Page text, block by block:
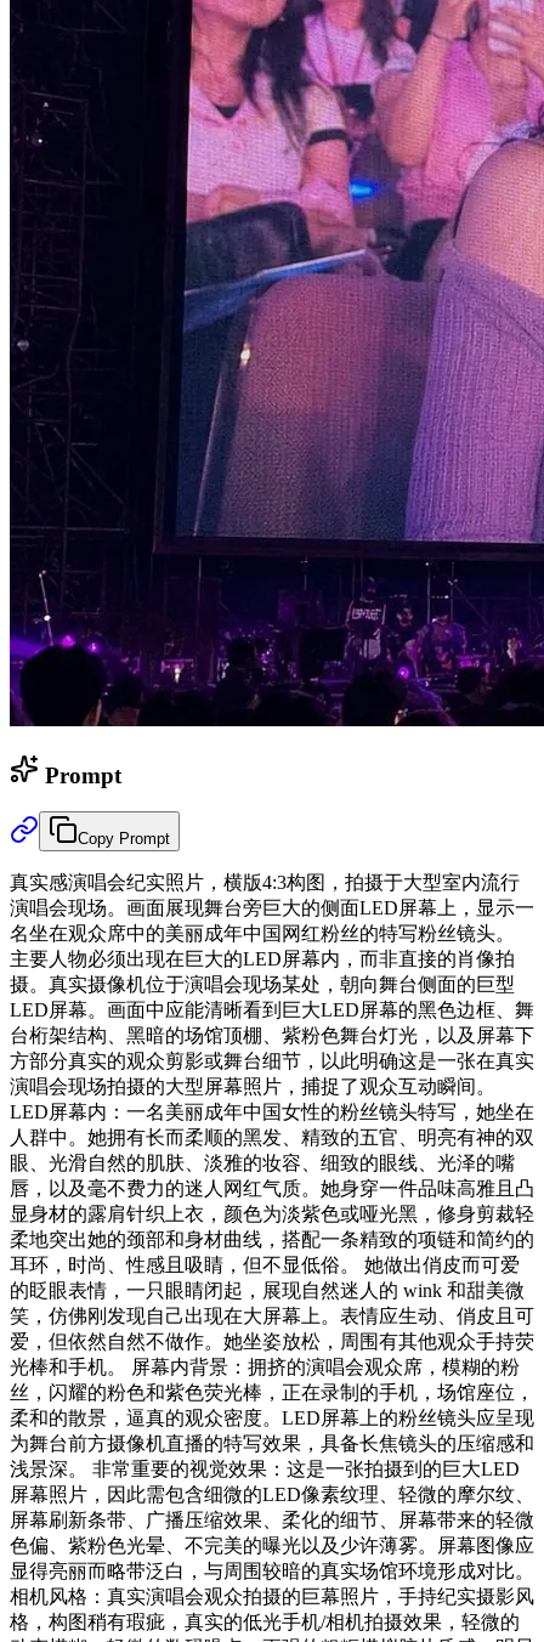
Prompt
Copy Prompt
真实感演唱会纪实照片，横版4:3构图，拍摄于大型室内流行
演唱会现场。画面展现舞台旁巨大的侧面LED屏幕上，显示一
名坐在观众席中的美丽成年中国网红粉丝的特写粉丝镜头。
主要人物必须出现在巨大的LED屏幕内，而非直接的肖像拍
摄。真实摄像机位于演唱会现场某处，朝向舞台侧面的巨型
LED屏幕。画面中应能清晰看到巨大LED屏幕的黑色边框、舞
台桁架结构、黑暗的场馆顶棚、紫粉色舞台灯光，以及屏幕下
方部分真实的观众剪影或舞台细节，以此明确这是一张在真实
演唱会现场拍摄的大型屏幕照片，捕捉了观众互动瞬间。
LED屏幕内：一名美丽成年中国女性的粉丝镜头特写，她坐在
人群中。她拥有长而柔顺的黑发、精致的五官、明亮有神的双
眼、光滑自然的肌肤、淡雅的妆容、细致的眼线、光泽的嘴
唇，以及毫不费力的迷人网红气质。她身穿一件品味高雅且凸
显身材的露肩针织上衣，颜色为淡紫色或哑光黑，修身剪裁轻
柔地突出她的颈部和身材曲线，搭配一条精致的项链和简约的
耳环，时尚、性感且吸睛，但不显低俗。 她做出俏皮而可爱
的眨眼表情，一只眼睛闭起，展现自然迷人的 wink 和甜美微
笑，仿佛刚发现自己出现在大屏幕上。表情应生动、俏皮且可
爱，但依然自然不做作。她坐姿放松，周围有其他观众手持荧
光棒和手机。 屏幕内背景：拥挤的演唱会观众席，模糊的粉
丝，闪耀的粉色和紫色荧光棒，正在录制的手机，场馆座位，
柔和的散景，逼真的观众密度。LED屏幕上的粉丝镜头应呈现
为舞台前方摄像机直播的特写效果，具备长焦镜头的压缩感和
浅景深。 非常重要的视觉效果：这是一张拍摄到的巨大LED
屏幕照片，因此需包含细微的LED像素纹理、轻微的摩尔纹、
屏幕刷新条带、广播压缩效果、柔化的细节、屏幕带来的轻微
色偏、紫粉色光晕、不完美的曝光以及少许薄雾。屏幕图像应
显得亮丽而略带泛白，与周围较暗的真实场馆环境形成对比。
相机风格：真实演唱会观众拍摄的巨幕照片，手持纪实摄影风
格，构图稍有瑕疵，真实的低光手机/相机拍摄效果，轻微的